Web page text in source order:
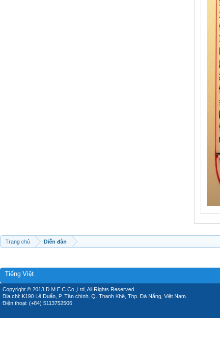
Trang chủ Diễn đàn
Tiếng Việt
Copyright © 2013 D.M.E.C Co.,Ltd, All Rights Reserved.
Địa chỉ: K190 Lê Duẩn, P. Tân chính, Q. Thanh Khê, Thp. Đà Nẵng, Việt Nam.
Điện thoại: (+84) 5113752506